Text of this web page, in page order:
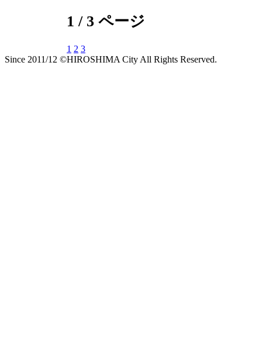
1 / 3 ページ
1 2 3
Since 2011/12 ©HIROSHIMA City All Rights Reserved.